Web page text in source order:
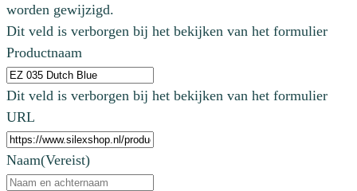
worden gewijzigd.
Dit veld is verborgen bij het bekijken van het formulier
Productnaam
Dit veld is verborgen bij het bekijken van het formulier
URL
Naam(Vereist)